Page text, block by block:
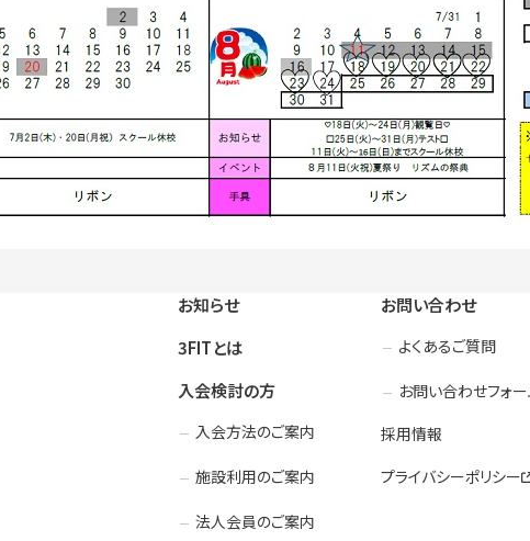
お知らせ
3FITとは
入会検討の方
入会方法のご案内
施設利用のご案内
法人会員のご案内
お問い合わせ
よくあるご質問
お問い合わせフォ
採用情報
プライバシーポリシー